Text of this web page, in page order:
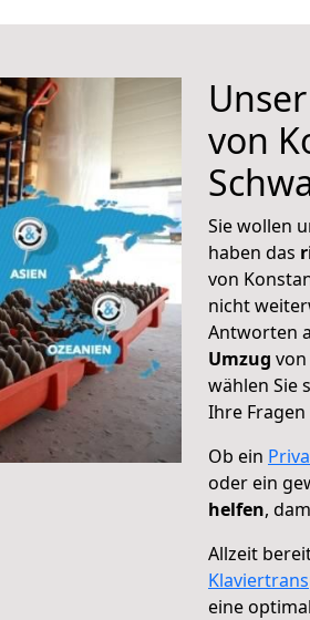
von
Sie wollen
haben das
von
nicht
Antworten
Umzug
wählen Sie
Ihre
Ob ein
oder ein
helfen,
Allzeit
eine